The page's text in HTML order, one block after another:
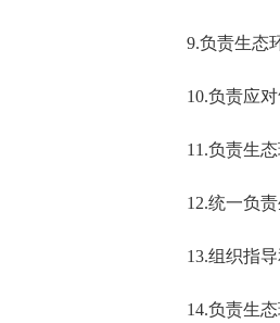
9.负责生态
10.负责应
11.负责生
12.统一负
13.组织指
14.负责生